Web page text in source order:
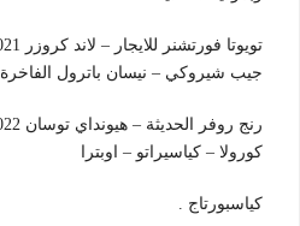
جيب شيروكي – نيسان باترول الفاخرة
كورولا – كياسيراتو – اوبترا
كياسبورتاج .